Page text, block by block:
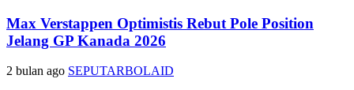
Max Verstappen Optimistis Rebut Pole Position
Jelang GP Kanada 2026
2 bulan ago SEPUTARBOLAID